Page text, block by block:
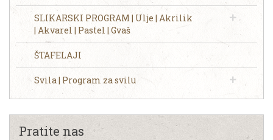
SLIKARSKI PROGRAM | Ulje | Akrilik
| Akvarel | Pastel | Gvaš
ŠTAFELAJI
Svila | Program za svilu
Pratite nas